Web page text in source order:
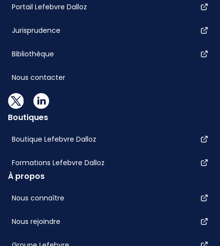
Portail Lefebvre Dalloz
Jurisprudence
Bibliothèque
Nous contacter
Boutiques
Boutique Lefebvre Dalloz
Formations Lefebvre Dalloz
À propos
Nous connaître
Nous rejoindre